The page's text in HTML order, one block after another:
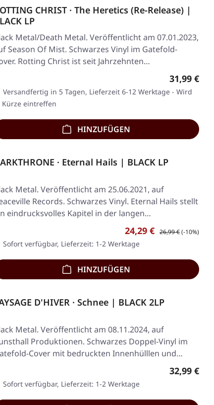
CHRIST · The Heretics (Re-Release) |
LP
Metal/Death Metal. Veröffentlicht am 07.01.2023,
Season Of Mist. Schwarzes Vinyl im Gatefold-
Rotting Christ ist seit Jahrzehnten…
Regulärer
31,99 €
Versandfertig in 5 Tagen, Lieferzeit 6-12 Werktage - Wird
Kürze eintreffen
HINZUFÜGEN
· Eternal Hails | BLACK LP
Metal. Veröffentlicht am 25.06.2021, auf
Records. Schwarzes Vinyl. Eternal Hails stellt
eindrucksvolles Kapitel in der langen…
Verkaufspreis:
24,29 € Regulärer Preis:
26,99 €(-10%)
Sofort verfügbar, Lieferzeit: 1-2 Werktage
HINZUFÜGEN
D'HIVER · Schnee | BLACK 2LP
Metal. Veröffentlicht am 08.11.2024, auf
Produktionen. Schwarzes Doppel-Vinyl im
Cover mit bedruckten Innenhülllen und…
Regulärer
32,99 €
Sofort verfügbar, Lieferzeit: 1-2 Werktage